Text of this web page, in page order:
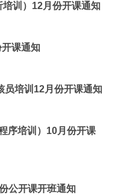
训）12月份开课通知
课通知
员培训12月份开课通知
序培训）10月份开课
公开课开班通知